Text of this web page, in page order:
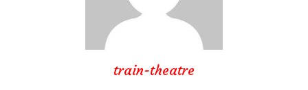
train-theatre